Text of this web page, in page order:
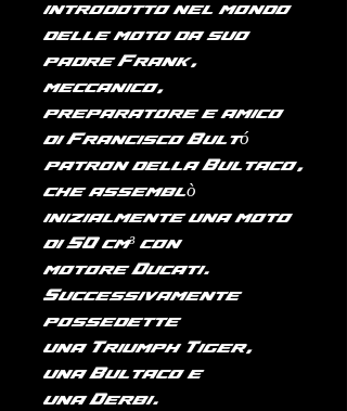
introdotto nel mondo
delle moto da suo
padre Frank,
meccanico,
preparatore e amico
di Francisco Bultó
(patron dellaBultaco),
che assemblò
inizialmente una moto
di 50 cm³ con
motoreDucati.
Successivamente
possedette
una TriumphTiger,
unaBultacoe
unaDerbi.